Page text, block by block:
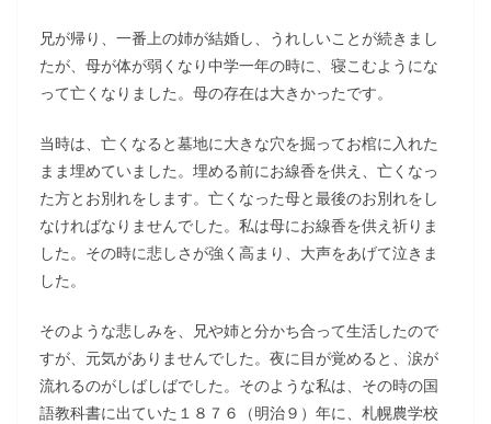
兄が帰り、一番上の姉が結婚し、うれしいことが続きまし
たが、母が体が弱くなり中学一年の時に、寝こむようにな
って亡くなりました。母の存在は大きかったです。
当時は、亡くなると墓地に大きな穴を掘ってお棺に入れた
まま埋めていました。埋める前にお線香を供え、亡くなっ
た方とお別れをします。亡くなった母と最後のお別れをし
なければなりませんでした。私は母にお線香を供え祈りま
した。その時に悲しさが強く高まり、大声をあげて泣きま
した。
そのような悲しみを、兄や姉と分かち合って生活したので
すが、元気がありませんでした。夜に目が覚めると、涙が
流れるのがしばしばでした。そのような私は、その時の国
語教科書に出ていた１８７６（明治９）年に、札幌農学校